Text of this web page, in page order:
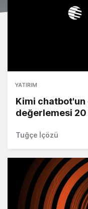
YATIRIM
Kimi chatbot'un
değerlemesi 20
Tuğçe İçözü